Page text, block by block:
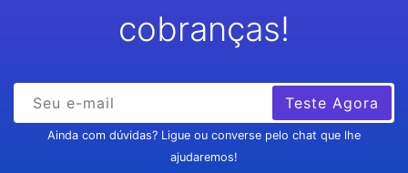
cobranças!
Teste Agora
Ainda com dúvidas? Ligue ou converse pelo chat que lhe
ajudaremos!